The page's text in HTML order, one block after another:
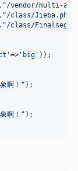
"/vendor/multi-
"/class/Jieba.php
"/class/
'=> ' big ' ));
啊！ "
啊！ "